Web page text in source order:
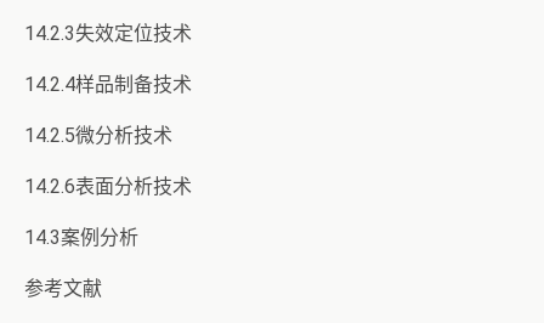
14.2.3失效定位技术
14.2.4样品制备技术
14.2.5微分析技术
14.2.6表面分析技术
14.3案例分析
参考文献